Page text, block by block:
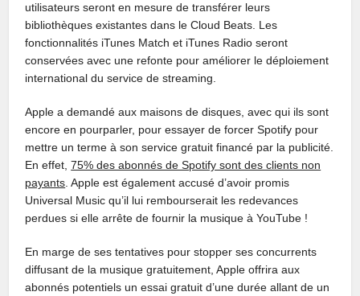
utilisateurs seront en mesure de transférer leurs
bibliothèques existantes dans le Cloud Beats. Les
fonctionnalités iTunes Match et iTunes Radio seront
conservées avec une refonte pour améliorer le déploiement
international du service de streaming.
Apple a demandé aux maisons de disques, avec qui ils sont
encore en pourparler, pour essayer de forcer Spotify pour
mettre un terme à son service gratuit financé par la publicité.
En effet,75% des abonnés de Spotify sont des clients non
payants. Apple est également accusé d’avoir promis
Universal Music qu’il lui rembourserait les redevances
perdues si elle arrête de fournir la musique à YouTube !
En marge de ses tentatives pour stopper ses concurrents
diffusant de la musique gratuitement, Apple offrira aux
abonnés potentiels un essai gratuit d’une durée allant de un